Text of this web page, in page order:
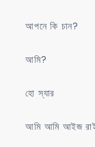
আপনে কি চান?
আমি?
হো স্যার
আমি আমি আইজ